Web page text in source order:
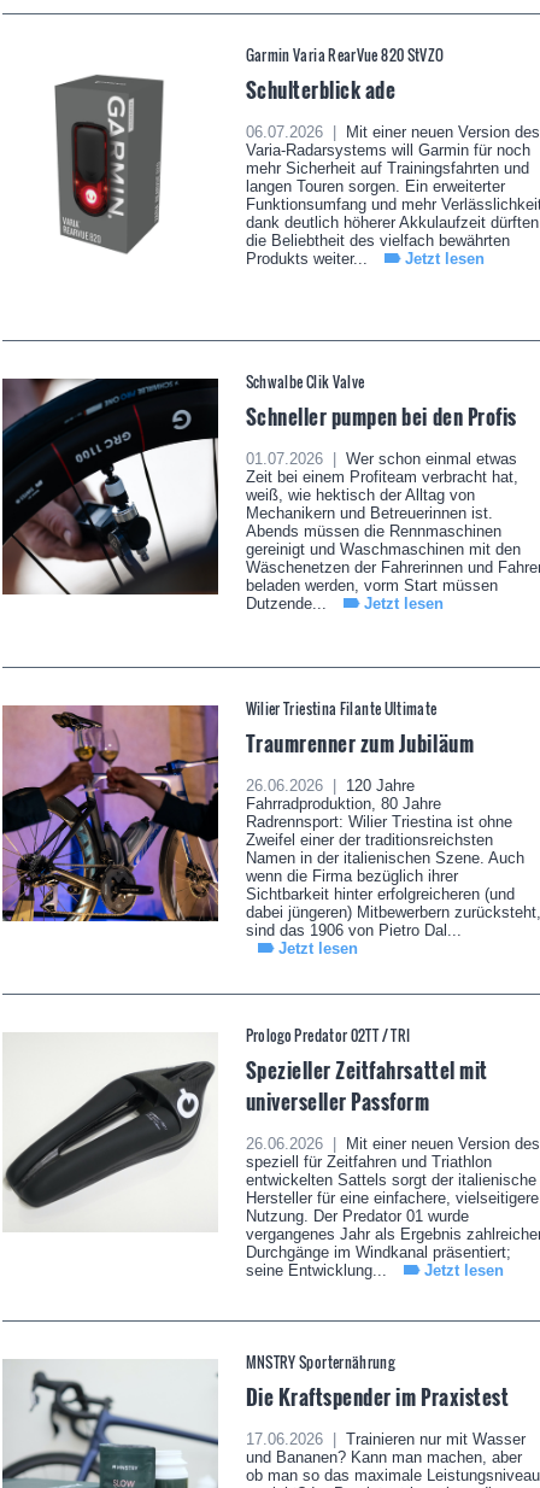
Garmin Varia RearVue 820 StVZO
Schulterblick ade
06.07.2026 |
Mit einer neuen Version des
Varia-Radarsystems will Garmin für noch
mehr Sicherheit auf Trainingsfahrten und
langen Touren sorgen. Ein erweiterter
Funktionsumfang und mehr
dank deutlich höherer Akkulaufzeit dürften
die Beliebtheit des vielfach bewährten
Produkts weiter...
Jetzt lesen
Schwalbe Clik Valve
Schneller pumpen bei den Profis
01.07.2026 |
Wer schon einmal etwas
Zeit bei einem Profiteam verbracht hat,
weiß, wie hektisch der Alltag von
Mechanikern und Betreuerinnen ist.
Abends müssen die Rennmaschinen
gereinigt und Waschmaschinen mit den
Wäschenetzen der Fahrerinnen und
beladen werden, vorm Start müssen
Dutzende...
Jetzt lesen
Wilier Triestina Filante Ultimate
Traumrenner zum Jubiläum
26.06.2026 |
120 Jahre
Fahrradproduktion, 80 Jahre
Radrennsport: Wilier Triestina ist ohne
Zweifel einer der traditionsreichsten
Namen in der italienischen Szene. Auch
wenn die Firma bezüglich ihrer
Sichtbarkeit hinter erfolgreicheren (und
dabei jüngeren) Mitbewerbern zurücksteht,
sind das 1906 von Pietro Dal...
Jetzt lesen
Prologo Predator 02TT / TRI
Spezieller Zeitfahrsattel mit
universeller Passform
26.06.2026 |
Mit einer neuen Version des
speziell für Zeitfahren und Triathlon
entwickelten Sattels sorgt der italienische
Hersteller für eine einfachere, vielseitigere
Nutzung. Der Predator 01 wurde
vergangenes Jahr als Ergebnis
Durchgänge im Windkanal präsentiert;
seine Entwicklung...
Jetzt lesen
MNSTRY Sporternährung
Die Kraftspender im Praxistest
17.06.2026 |
Trainieren nur mit Wasser
und Bananen? Kann man machen, aber
ob man so das maximale Leistungsniveau